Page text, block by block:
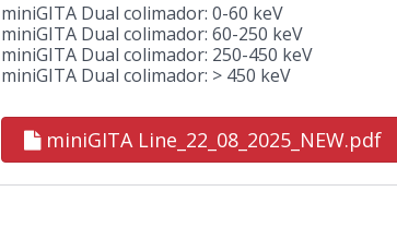
miniGITA Dual colimador: 0-60 keV
miniGITA Dual colimador: 60-250 keV
miniGITA Dual colimador: 250-450 keV
miniGITA Dual colimador: > 450 keV
miniGITA Line_22_08_2025_NEW.pdf